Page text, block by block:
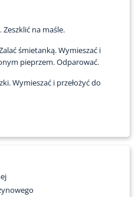
na maśle.
śmietanką. Wymieszać i
pieprzem. Odparować.
Wymieszać i przełożyć do